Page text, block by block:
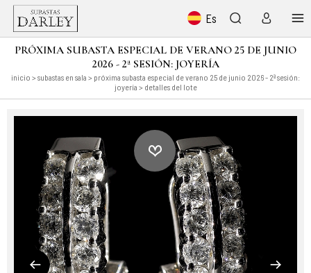
Es
PRÓXIMA SUBASTA ESPECIAL DE VERANO 25 DE JUNIO
2026 - 2ª SESIÓN: JOYERÍA
inicio > subastas en sala > próxima subasta especial de verano 25 de junio 2026 - 2ª sesión:
joyería > detalles del lote